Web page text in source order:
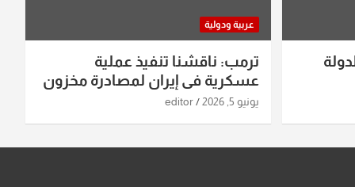
عربية ودولية
ترمب: ناقشنا تنفيذ عملية
عسكرية في إيران لمصادرة مخزون
اليورانيوم
يونيو 5, 2026 editor